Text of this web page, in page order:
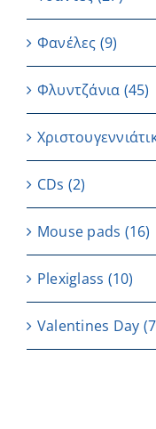
Φανέλες (9)
Φλυντζάνια (45)
CDs (2)
Μouse pads (16)
Plexiglass (10)
Valentines Day